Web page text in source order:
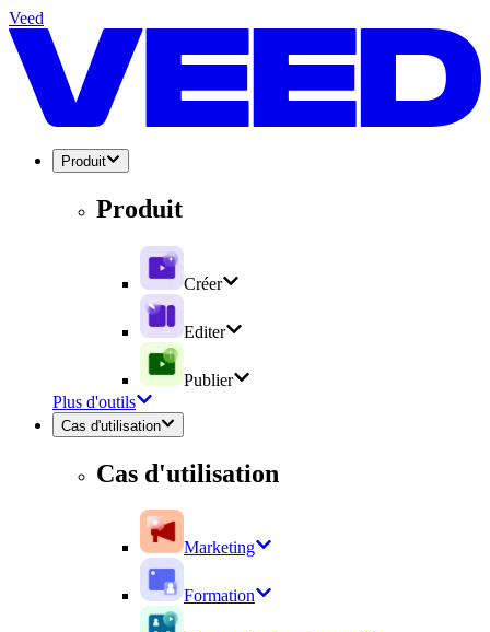
Veed
Produit
Produit
Créer
Editer
Publier
Plus d'outils
Cas d'utilisation
Cas d'utilisation
Marketing
Formation